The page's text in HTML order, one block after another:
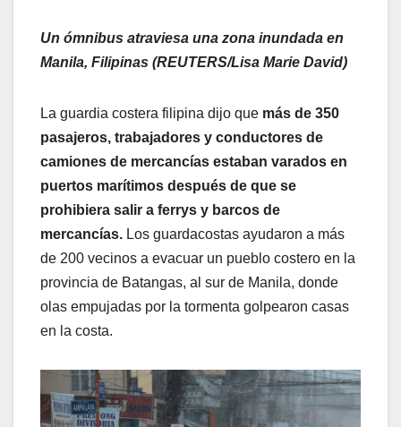
Un ómnibus atraviesa una zona inundada en
Manila, Filipinas (REUTERS/Lisa Marie David)
La guardia costera filipina dijo que más de 350
pasajeros, trabajadores y conductores de
camiones de mercancías estaban varados en
puertos marítimos después de que se
prohibiera salir a ferrys y barcos de
mercancías. Los guardacostas ayudaron a más
de 200 vecinos a evacuar un pueblo costero en la
provincia de Batangas, al sur de Manila, donde
olas empujadas por la tormenta golpearon casas
en la costa.